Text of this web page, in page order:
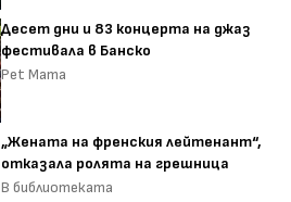
Десет дни и 83 концерта на джаз
фестивала в Банско
Pet Mama
„Жената на френския лейтенант“,
отказала ролята на грешница
В библиотеката